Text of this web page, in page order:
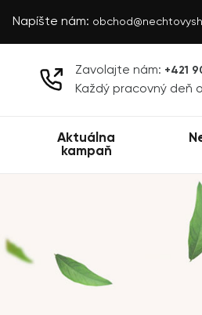
Napíšte nám:
Zavolajte nám: +421
Každý pracovný deň
Aktuálna
kampaň